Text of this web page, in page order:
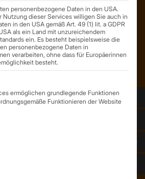
deutschland.de
personenbezogene Daten in den USA.
Nutzung dieser Services willigen Sie auch in
in den USA gemäß Art. 49 (1) lit. a GDPR
als ein Land mit unzureichendem
ein. Es besteht beispielsweise die
personenbezogene Daten in
verarbeiten, ohne dass für Europäerinnen
besteht.
Service-Gruppen, für die eine
ermöglichen grundlegende Funktionen
Funktionieren der Website